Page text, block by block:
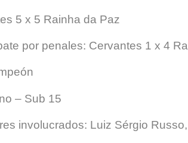
5 x 5 Rainha da Paz
por penales: Cervantes 1 x 4
– Sub 15
involucrados: Luiz Sérgio